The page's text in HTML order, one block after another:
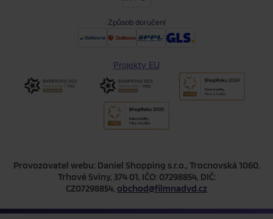
Způsob doručení
Projekty EU
Provozovatel webu: Daniel Shopping s.r.o., Trocnovská 1060,
Trhové Sviny, 374 01, IČO: 07298854, DIČ:
CZ07298854, obchod@filmnadvd.cz